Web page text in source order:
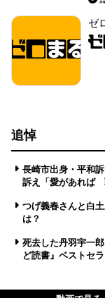
ゼ
追悼
長崎市出身・平和
訴え「愛があれば
つげ義春さんと白
は？
死去した丹羽宇一
ど読書』ベストセ